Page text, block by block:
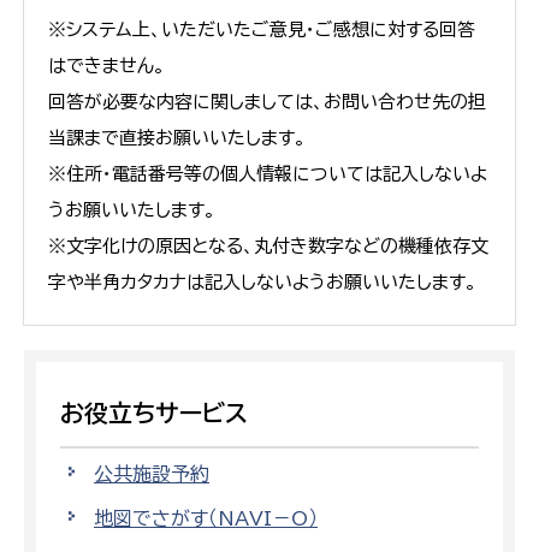
※システム上、いただいたご意見・ご感想に対する回答
はできません。
回答が必要な内容に関しましては、お問い合わせ先の担
当課まで直接お願いいたします。
※住所・電話番号等の個人情報については記入しないよ
うお願いいたします。
※文字化けの原因となる、丸付き数字などの機種依存文
字や半角カタカナは記入しないようお願いいたします。
お役立ちサービス
公共施設予約
地図でさがす（NAVI－O）